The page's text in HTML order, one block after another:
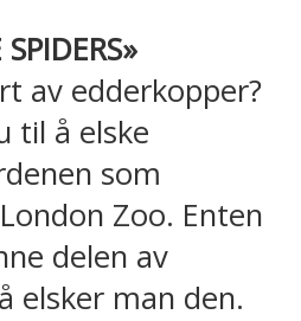
av edderkopper?
til å elske
som
Zoo. Enten
delen av
elsker man den.